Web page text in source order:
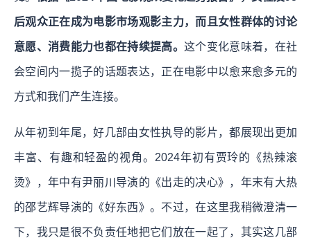
后观众正在成为电影市场观影主⼒，而且⼥性群体的讨论
意愿、消费能⼒也都在持续提⾼。 这个变化意味着，在社
会空间内一揽子的话题表达，正在电影中以愈来愈多元的
⽅式和我们产⽣连接。
从年初到年尾，好几部由女性执导的影片，都展现出更加
丰富、有趣和轻盈的视角。2024年初有贾玲的《热辣滚
烫》，年中有尹丽川导演的《出⾛的决⼼》，年末有⼤热
的邵艺辉导演的《好东⻄》。不过，在这里我稍微澄清一
下，我只是很不负责任地把它们放在一起了，其实这几部